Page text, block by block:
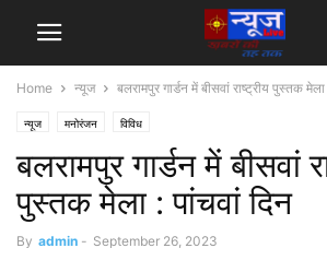
Home न्यूज बलरामपुर गार्डन में बीसवां राष्ट्रीय पुस्तक
न्यूज मनोरंजन विविध
बलरामपुर गार्डन में बीसवां
पुस्तक मेला : पांचवां दिन
By admin - September 26, 2023